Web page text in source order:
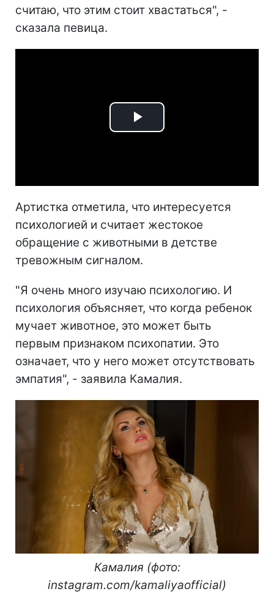
считаю, что этим стоит хвастаться", -
сказала певица.
Play
Артистка отметила, что интересуется
психологией и считает жестокое
обращение с животными в детстве
тревожным сигналом.
"Я очень много изучаю психологию. И
психология объясняет, что когда ребенок
мучает животное, это может быть
первым признаком психопатии. Это
означает, что у него может отсутствовать
эмпатия", - заявила Камалия.
Камалия (фото:
instagram.com/kamaliyaofficial)